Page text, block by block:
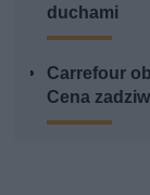
duchami
Carrefour
Cena